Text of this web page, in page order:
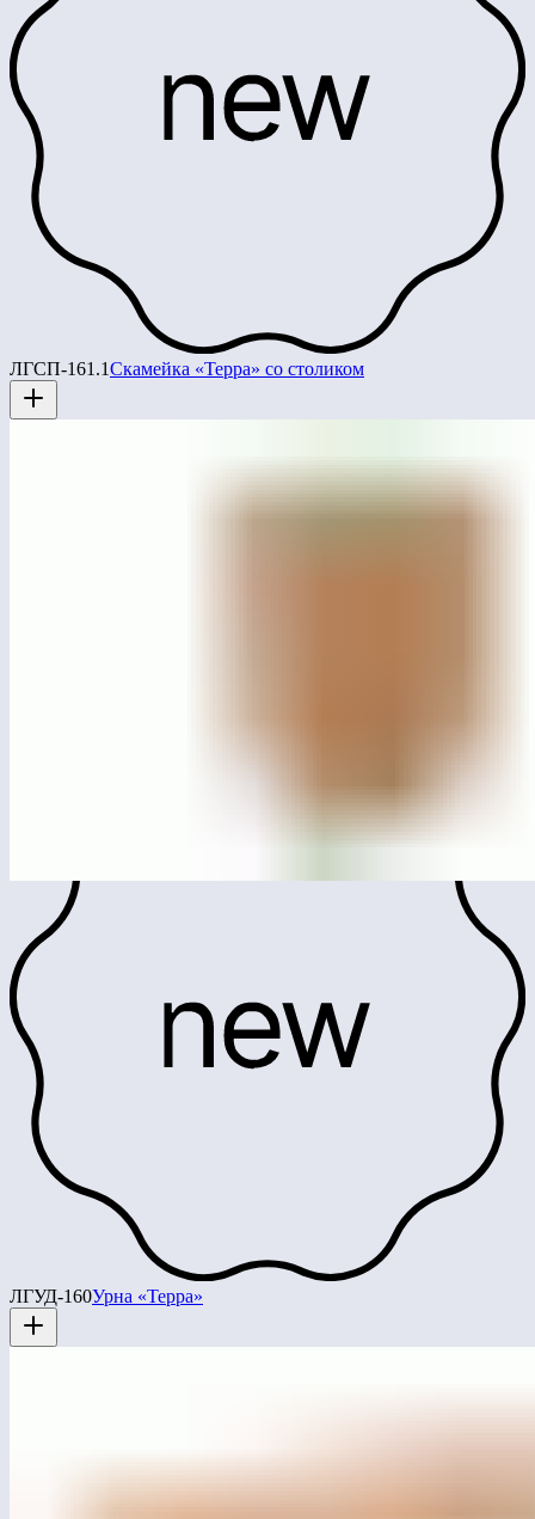
ЛГСП-161.1Скамейка «Терра» со столиком
ЛГУД-160Урна «Терра»